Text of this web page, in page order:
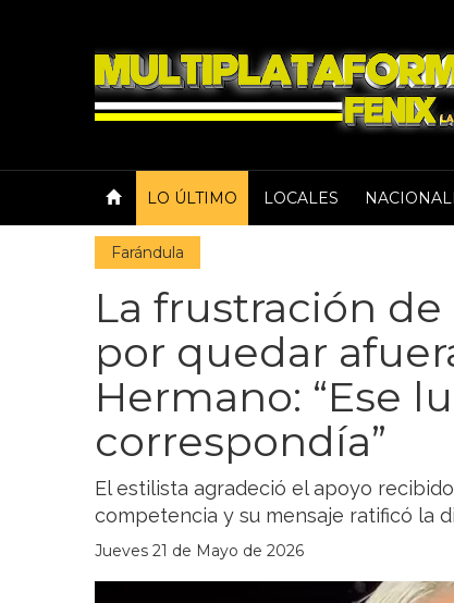
LO ÚLTIMO LOCALES
Farándula
La frustración
por quedar
Hermano: “Ese
correspondía”
El estilista agradeció el apoyo
competencia y su mensaje ratificó la
Jueves 21 de Mayo de 2026